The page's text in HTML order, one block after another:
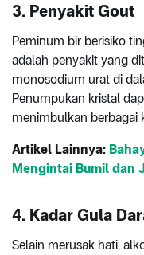
3. Penyakit Gout
Peminum bir berisiko
adalah penyakit yang
monosodium urat di
Penumpukan kristal
menimbulkan berbagai
Artikel Lainnya:
Mengintai Bumil dan
4. Kadar Gula
Selain merusak hati,